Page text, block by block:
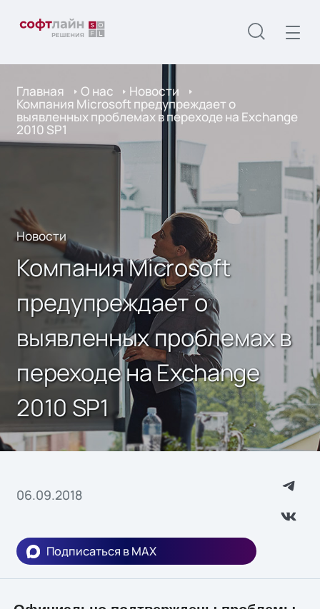
Главная О нас Новости
Компания Microsoft предупреждает о
выявленных проблемах в переходе на Exchange
2010 SP1
Новости
Компания Microsoft
предупреждает о
выявленных проблемах в
переходе на Exchange
2010 SP1
06.09.2018
Подписаться в MAX